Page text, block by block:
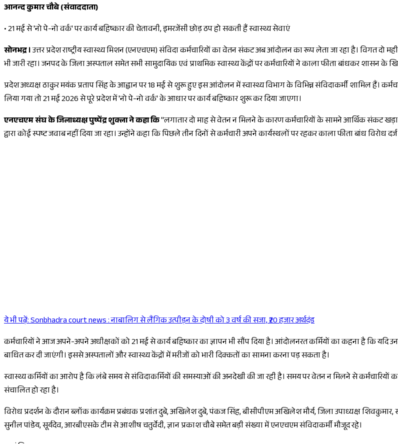
आनन्द कुमार चौबे (संवाददाता)
•21 मई से 'नो पे-नो वर्क' पर कार्य बहिष्कार की चेतावनी, इमरजेंसी छोड़ ठप हो सकती हैं स्वास्थ्य सेवाएं
सोनभद्र ।उत्तर प्रदेश राष्ट्रीय स्वास्थ्य मिशन (एनएचएम) संविदा कर्मचारियों का वेतन संकट अब आंदोलन का रूप लेता जा रहा है। विगत दो
भी जारी रहा। जनपद के जिला अस्पताल समेत सभी सामुदायिक एवं प्राथमिक स्वास्थ्य केंद्रों पर कर्मचारियों ने काला फीता बांधकर शासन
प्रदेश अध्यक्ष ठाकुर मयंक प्रताप सिंह के आह्वान पर 18 मई से शुरू हुए इस आंदोलन में स्वास्थ्य विभाग के विभिन्न संविदाकर्मी शामिल हैं।
लिया गया तो 21 मई 2026 से पूरे प्रदेश में 'नो पे-नो वर्क' के आधार पर कार्य बहिष्कार शुरू कर दिया जाएगा।
एनएचएम संघ के जिलाध्यक्ष पुष्पेंद्र शुक्ला ने कहा कि"लगातार दो माह से वेतन न मिलने के कारण कर्मचारियों के सामने आर्थिक संकट
द्वारा कोई स्पष्ट जवाब नहीं दिया जा रहा। उन्होंने कहा कि पिछले तीन दिनों से कर्मचारी अपने कार्यस्थलों पर रहकर काला फीता बांध
Sponsored
ये भी पढ़ें:Sonbhadra court news : नाबालिग से लैंगिक उत्पीड़न के दोषी को 3 वर्ष की सजा, ₹20 हजार अर्थदंड
कर्मचारियों ने आज अपने-अपने अधीक्षकों को 21 मई से कार्य बहिष्कार का ज्ञापन भी सौंप दिया है। आंदोलनरत कर्मियों का कहना है कि
बाधित कर दी जाएंगी। इससे अस्पतालों और स्वास्थ्य केंद्रों में मरीजों को भारी दिक्कतों का सामना करना पड़ सकता है।
स्वास्थ्य कर्मियों का आरोप है कि लंबे समय से संविदाकर्मियों की समस्याओं की अनदेखी की जा रही है। समय पर वेतन न मिलने से कर्मचारियों
संचालित हो रहा है।
विरोध प्रदर्शन के दौरान ब्लॉक कार्यक्रम प्रबंधक प्रशांत दुबे, अखिलेश दुबे, पंकज सिंह, बीसीपीएम अखिलेश मौर्य, जिला उपाध्यक्ष
सुनील पांडेय, सूर्यदेव, आरबीएसके टीम से आशीष चतुर्वेदी, ज्ञान प्रकाश चौबे समेत बड़ी संख्या में एनएचएम संविदाकर्मी मौजूद रहे।